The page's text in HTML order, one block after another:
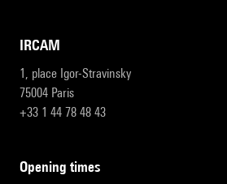
IRCAM
1, place Igor-Stravinsky
75004 Paris
+33 1 44 78 48 43
opening times